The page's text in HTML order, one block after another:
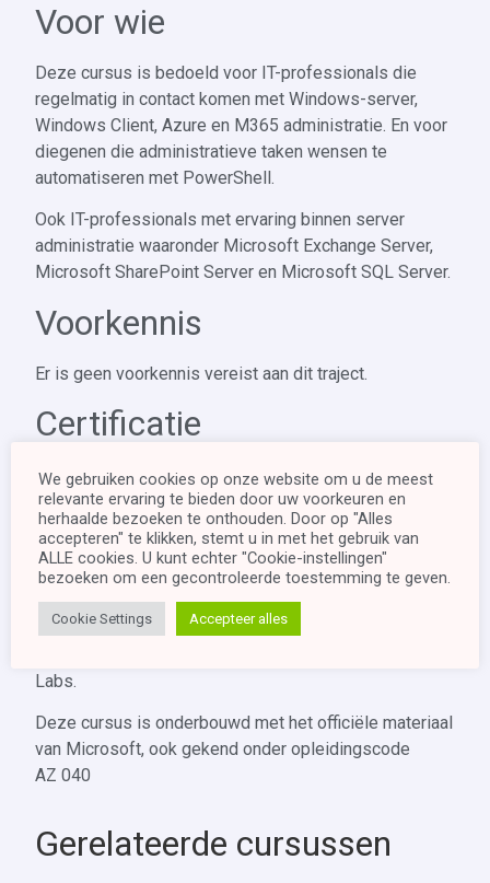
Voor wie
Deze cursus is bedoeld voor IT-professionals die
regelmatig in contact komen met Windows-server,
Windows Client, Azure en M365 administratie. En voor
diegenen die administratieve taken wensen te
automatiseren met PowerShell.
Ook IT-professionals met ervaring binnen server
administratie waaronder Microsoft Exchange Server,
Microsoft SharePoint Server en Microsoft SQL Server.
Voorkennis
Er is geen voorkennis vereist aan dit traject.
Certificatie
Het afleggen van deze cursus leidt tot een Deelname
certificaatvan Multimedi.
Opbouw
Deze cursus is opgebouwd in 11 modules waarbij elke
module belangrijke theoretische concepten meegeeft
Labs.
Deze cursus is onderbouwd met het officiële materiaal
van Microsoft, ook gekend onder opleidingscode
AZ 040
Gerelateerde cursussen
We gebruiken cookies op onze website om u de meest
relevante ervaring te bieden door uw voorkeuren en
herhaalde bezoeken te onthouden. Door op "Alles
accepteren" te klikken, stemt u in met het gebruik van
ALLE cookies. U kunt echter "Cookie-instellingen"
bezoeken om een ​​gecontroleerde toestemming te geven.
Cookie Settings Accepteer alles